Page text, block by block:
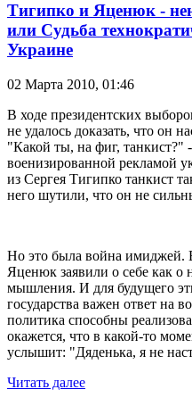
Тигипко и Яценюк -
или Судьба
Украине
02 Марта 2010, 01:46
В ходе президентских
не удалось доказать, что он
"Какой ты, на фиг, танкист?"
военизированной рекламой
из Сергея Тигипко танкист
него шутили, что он не
Но это была война имиджей.
Яценюк заявили о себе как о
мышления. И для будущего
государства важен ответ на
политика способны
окажется, что в какой-то
услышит: "Дяденька, я не
Читать далее